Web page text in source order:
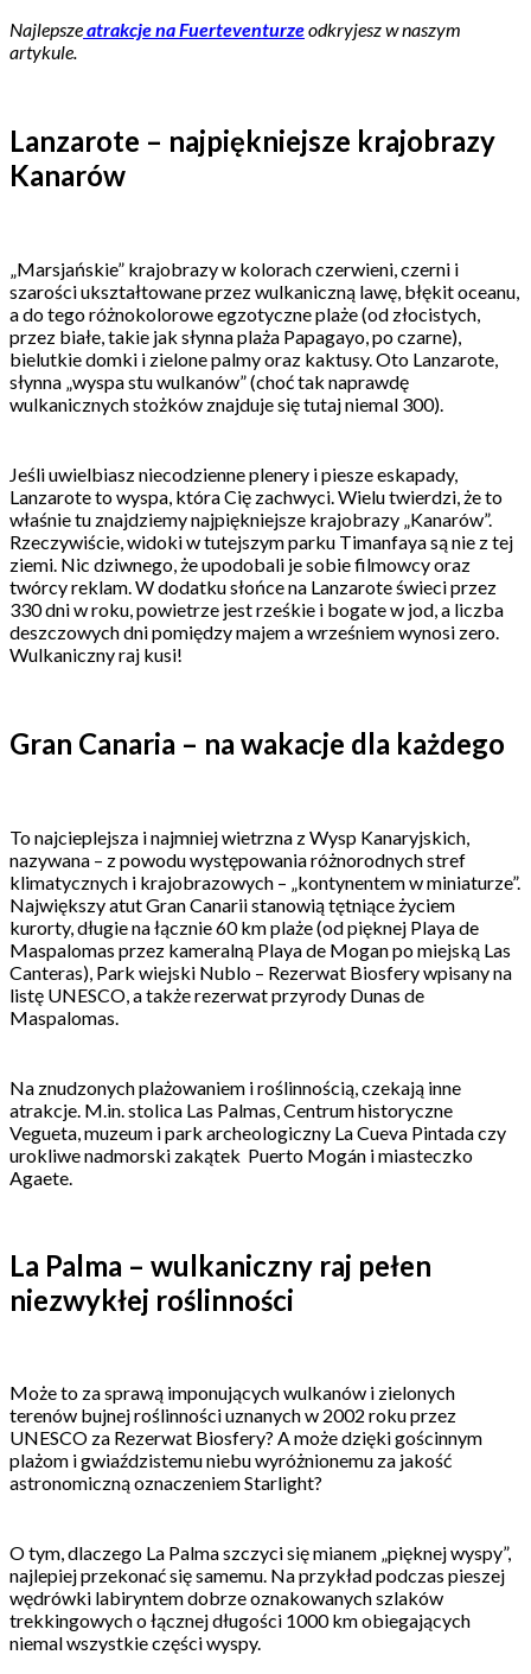
Najlepszeatrakcje na Fuerteventurzeodkryjesz w naszym
artykule.
Lanzarote – najpiękniejsze krajobrazy
Kanarów
„Marsjańskie” krajobrazy w kolorach czerwieni, czerni i
szarości ukształtowane przez wulkaniczną lawę, błękit oceanu,
a do tego różnokolorowe egzotyczne plaże (od złocistych,
przez białe, takie jak słynna plaża Papagayo, po czarne),
bielutkie domki i zielone palmy oraz kaktusy. Oto Lanzarote,
słynna „wyspa stu wulkanów” (choć tak naprawdę
wulkanicznych stożków znajduje się tutaj niemal 300).
Jeśli uwielbiasz niecodzienne plenery i piesze eskapady,
Lanzarote to wyspa, która Cię zachwyci. Wielu twierdzi, że to
właśnie tu znajdziemy najpiękniejsze krajobrazy „Kanarów”.
Rzeczywiście, widoki w tutejszym parku Timanfaya są nie z tej
ziemi. Nic dziwnego, że upodobali je sobie filmowcy oraz
twórcy reklam. W dodatku słońce na Lanzarote świeci przez
330 dni w roku, powietrze jest rześkie i bogate w jod, a liczba
deszczowych dni pomiędzy majem a wrześniem wynosi zero.
Wulkaniczny raj kusi!
Gran Canaria – na wakacje dla każdego
To najcieplejsza i najmniej wietrzna z Wysp Kanaryjskich,
nazywana – z powodu występowania różnorodnych stref
klimatycznych i krajobrazowych – „kontynentem w miniaturze”.
Największy atut Gran Canarii stanowią tętniące życiem
kurorty, długie na łącznie 60 km plaże (od pięknej Playa de
Maspalomas przez kameralną Playa de Mogan po miejską Las
Canteras), Park wiejski Nublo – Rezerwat Biosfery wpisany na
listę UNESCO, a także rezerwat przyrody Dunas de
Maspalomas.
Na znudzonych plażowaniem i roślinnością, czekają inne
atrakcje. M.in. stolica Las Palmas, Centrum historyczne
Vegueta, muzeum i park archeologiczny La Cueva Pintada czy
urokliwe nadmorski zakątek Puerto Mogán i miasteczko
Agaete.
La Palma – wulkaniczny raj pełen
niezwykłej roślinności
Może to za sprawą imponujących wulkanów i zielonych
terenów bujnej roślinności uznanych w 2002 roku przez
UNESCO za Rezerwat Biosfery? A może dzięki gościnnym
plażom i gwiaździstemu niebu wyróżnionemu za jakość
astronomiczną oznaczeniem Starlight?
O tym, dlaczego La Palma szczyci się mianem „pięknej wyspy”,
najlepiej przekonać się samemu. Na przykład podczas pieszej
wędrówki labiryntem dobrze oznakowanych szlaków
trekkingowych o łącznej długości 1000 km obiegających
niemal wszystkie części wyspy.